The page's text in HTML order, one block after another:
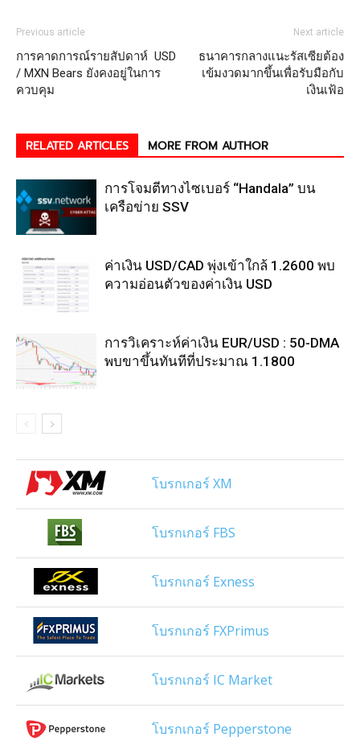
Previous article
การคาดการณ์รายสัปดาห์ USD
/ MXN Bears ยังคงอยู่ในการ
ควบคุม
Next article
ธนาคารกลางแนะรัสเซียต้อง
เข้มงวดมากขึ้นเพื่อรับมือกับ
เงินเฟ้อ
RELATED ARTICLES MORE FROM AUTHOR
การโจมตีทางไซเบอร์ “Handala” บน
เครือข่าย SSV
ค่าเงิน USD/CAD พุ่งเข้าใกล้ 1.2600 พบ
ความอ่อนตัวของค่าเงิน USD
การวิเคราะห์ค่าเงิน EUR/USD : 50-DMA
พบขาขึ้นทันทีที่ประมาณ 1.1800
โบรกเกอร์ XM
โบรกเกอร์ FBS
โบรกเกอร์ Exness
โบรกเกอร์ FXPrimus
โบรกเกอร์ IC Market
โบรกเกอร์ Pepperstone